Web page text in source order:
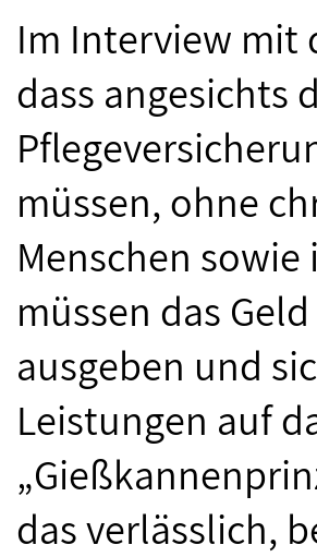
Im Interview mit
dass angesichts
müssen, ohne
Menschen
müssen das
ausgeben und
Leistungen auf
das verlässlich,